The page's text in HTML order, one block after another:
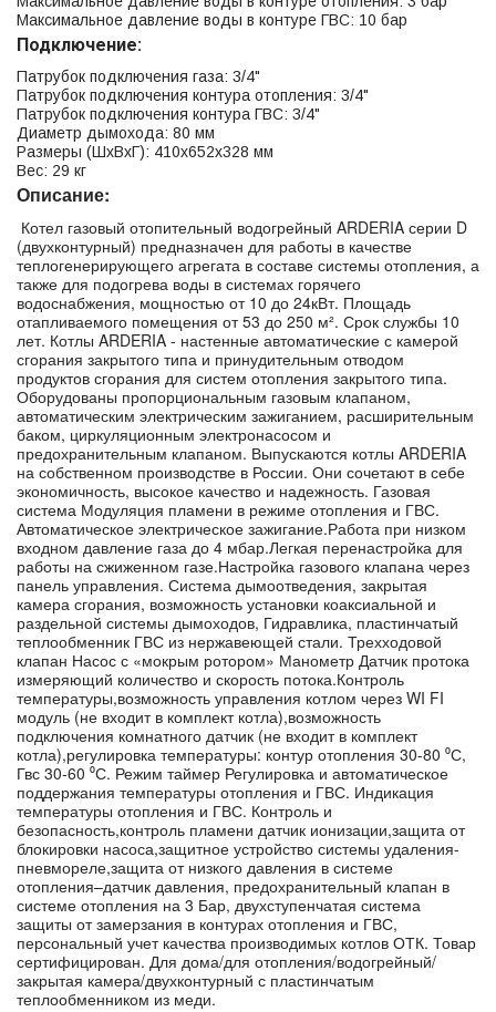
Максимальное давление воды в контуре ГВС: 10 бар
Подключение:
Патрубок подключения газа: 3/4"
Патрубок подключения контура отопления: 3/4"
Патрубок подключения контура ГВС: 3/4"
Диаметр дымохода: 80 мм
Размеры (ШхВхГ): 410x652x328 мм
Вес: 29 кг
Описание:
Котел газовый отопительный водогрейный ARDERIA серии D
(двухконтурный) предназначен для работы в качестве
теплогенерирующего агрегата в составе системы отопления, а
также для подогрева воды в системах горячего
водоснабжения, мощностью от 10 до 24кВт. Площадь
отапливаемого помещения от 53 до 250 м². Срок службы 10
лет. Котлы ARDERIA - настенные автоматические с камерой
сгорания закрытого типа и принудительным отводом
продуктов сгорания для систем отопления закрытого типа.
Оборудованы пропорциональным газовым клапаном,
автоматическим электрическим зажиганием, расширительным
баком, циркуляционным электронасосом и
предохранительным клапаном. Выпускаются котлы ARDERIA
на собственном производстве в России. Они сочетают в себе
экономичность, высокое качество и надежность. Газовая
система Модуляция пламени в режиме отопления и ГВС.
Автоматическое электрическое зажигание.Работа при низком
входном давление газа до 4 мбар.Легкая перенастройка для
работы на сжиженном газе.Настройка газового клапана через
панель управления. Система дымоотведения, закрытая
камера сгорания, возможность установки коаксиальной и
раздельной системы дымоходов, Гидравлика, пластинчатый
теплообменник ГВС из нержавеющей стали. Трехходовой
клапан Насос с «мокрым ротором» Манометр Датчик протока
измеряющий количество и скорость потока.Контроль
температуры,возможность управления котлом через WI FI
модуль (не входит в комплект котла),возможность
подключения комнатного датчик (не входит в комплект
котла),регулировка температуры: контур отопления 30-80 ⁰С,
Гвс 30-60 ⁰С. Режим таймер Регулировка и автоматическое
поддержания температуры отопления и ГВС. Индикация
температуры отопления и ГВС. Контроль и
безопасность,контроль пламени датчик ионизации,защита от
блокировки насоса,защитное устройство системы удаления-
пневмореле,защита от низкого давления в системе
отопления–датчик давления, предохранительный клапан в
системе отопления на 3 Бар, двухступенчатая система
защиты от замерзания в контурах отопления и ГВС,
персональный учет качества производимых котлов ОТК. Товар
сертифицирован. Для дома/для отопления/водогрейный/
закрытая камера/двухконтурный с пластинчатым
теплообменником из меди.